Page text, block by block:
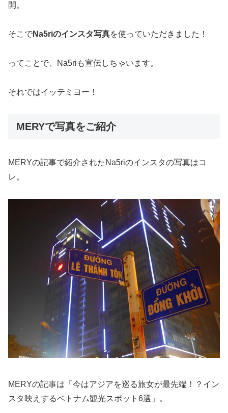
開。
そこでNa5riのインスタ写真を使っていただきました！
ってことで、Na5riも宣伝しちゃいます。
それではイッテミヨー！
MERYで写真をご紹介
MERYの記事で紹介されたNa5riのインスタの写真はコ
レ。
MERYの記事は「今はアジアを巡る旅女が最先端！？イン
スタ映えするベトナム観光スポット6選」。